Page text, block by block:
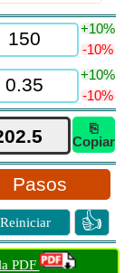
+10%
-10%
+10%
-10%
⎘
Copiar
Pasos
Reiniciar 👍
PDF